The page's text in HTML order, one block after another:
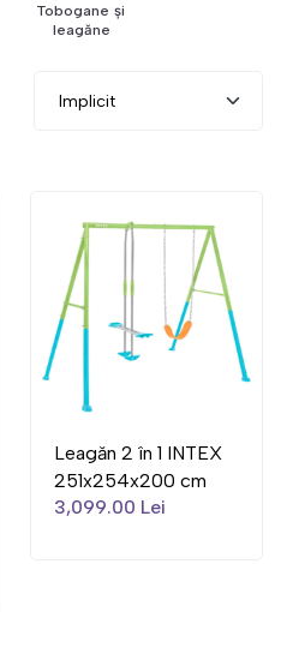
Tobogane și
leagăne
Leagăn 2 în 1 INTEX
251x254x200 cm
3,099.00 Lei